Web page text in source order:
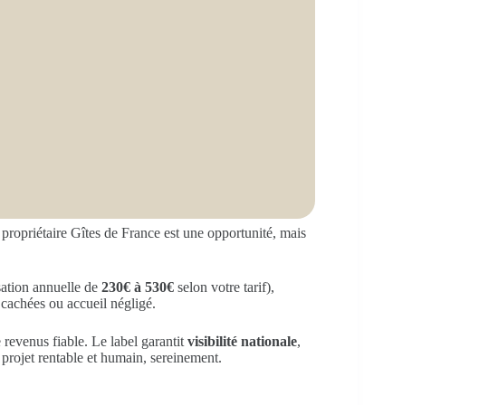
Gîtes de France est une opportunité, mais
annuelle de 230€ à 530€ selon votre tarif),
ou accueil négligé.
revenus fiable. Le label garantit visibilité nationale,
rentable et humain, sereinement.